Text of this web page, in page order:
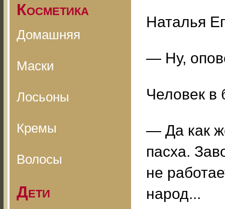
Косметика
Домашняя
Маски
Лосьоны
Кремы
Волосы
Дети
Наталья
— Ну,
Человек в
— Да как
пасха.
не
народ...